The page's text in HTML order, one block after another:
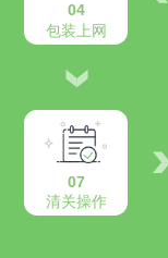
04
包装上网
07
清关操作